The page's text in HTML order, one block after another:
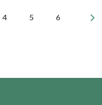
4 5 6